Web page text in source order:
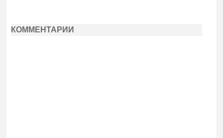
КОММЕНТАРИИ